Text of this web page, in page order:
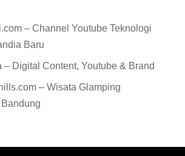
– Channel Youtube Teknologi
Baru
– Digital Content, Youtube & Brand
– Wisata Glamping